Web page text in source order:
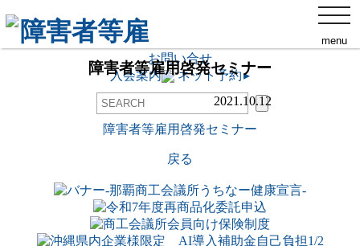
menu
ネット予約
那覇商工会議所について
交通アクセス
お問い合せ
ネット予約▸
入会案内
添付ファイル
障害者等雇用啓発セミナー
2021.10.12
障害者等雇用啓発セミナー
戻る